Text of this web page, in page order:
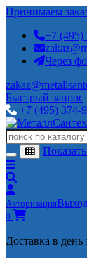
Принимаем
+7 (495)
Через
Быстрый запрос
+7 (495) 374-
АвторизацияВыход
0
Доставка в день